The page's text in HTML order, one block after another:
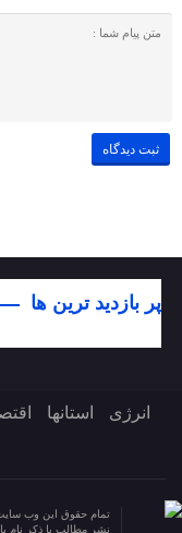
پر بازدید ترین ها
انرژی استانها
تمام حقوق این وب
نشر مطالب با ذکر نام